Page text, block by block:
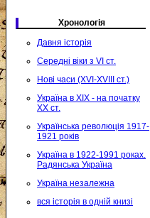
Хронологія
Давня історія
Середні віки з VI ст.
Нові часи (XVI-XVIII ст.)
Україна в XIX - на початку
XX ст.
Українська революція 1917-
1921 років
Україна в 1922-1991 роках.
Радянська Україна
Україна незалежна
вся історія в одній книзі